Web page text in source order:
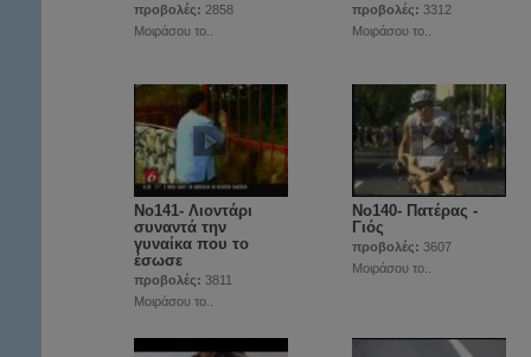
προβολές: 2858
Μοιράσου το..
προβολές: 3312
Μοιράσου το..
Νο141- Λιοντάρι
συναντά την
γυναίκα που το
έσωσε
προβολές: 3811
Μοιράσου το..
Νο140- Πατέρας -
Γιός
προβολές: 3607
Μοιράσου το..